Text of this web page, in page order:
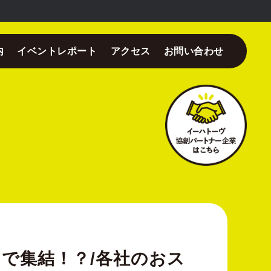
イベントレポート アクセス お問い合わせ
集結！？/各社のおス